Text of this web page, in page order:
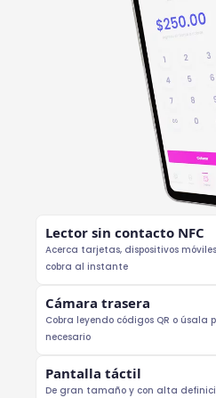
Lector sin contacto NFC
Acerca tarjetas, dispositivos
cobra al instante
Cámara trasera
Cobra leyendo códigos QR o
necesario
Pantalla táctil
De gran tamaño y con alta